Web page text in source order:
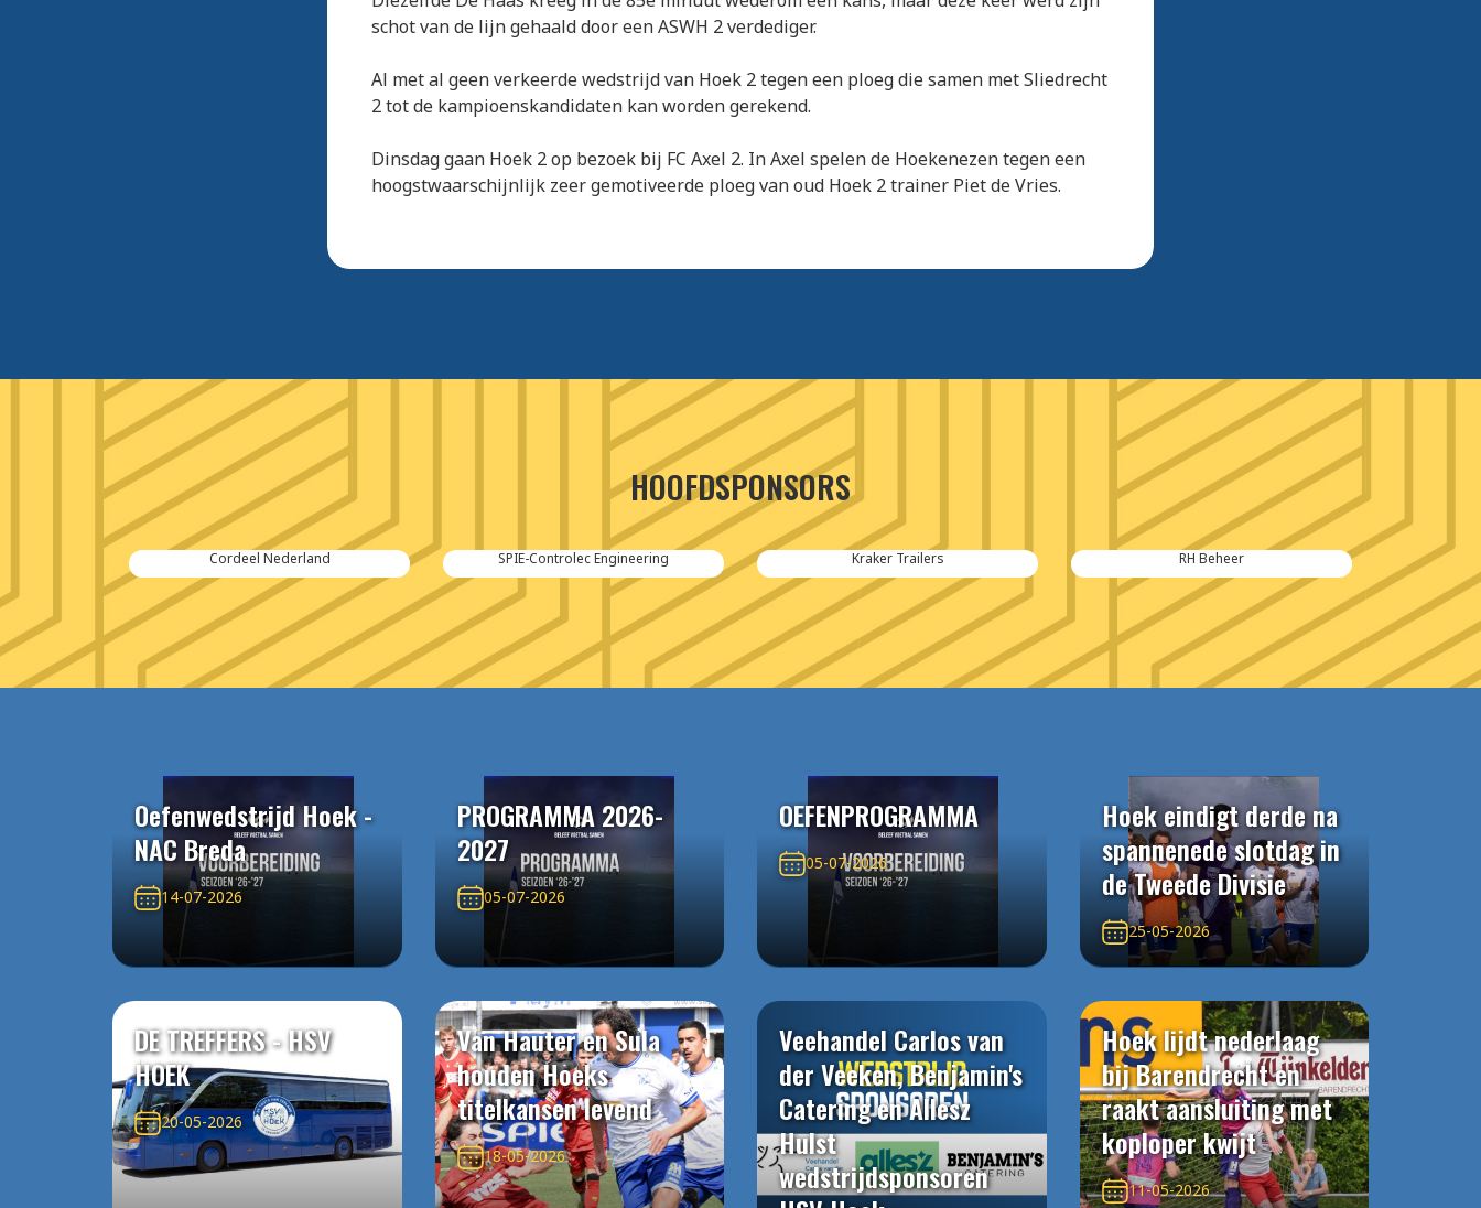
schot van de lijn gehaald door een ASWH 2 verdediger.
Al met al geen verkeerde wedstrijd van Hoek 2 tegen een ploeg die samen met Sliedrecht
2 tot de kampioenskandidaten kan worden gerekend.
Dinsdag gaan Hoek 2 op bezoek bij FC Axel 2. In Axel spelen de Hoekenezen tegen een
hoogstwaarschijnlijk zeer gemotiveerde ploeg van oud Hoek 2 trainer Piet de Vries.
HOOFDSPONSORS
Cordeel Nederland SPIE-Controlec Engineering Kraker Trailers RH Beheer Van
Oefenwedstrijd Hoek -
NAC Breda
14-07-2026
PROGRAMMA 2026-
2027
05-07-2026
OEFENPROGRAMMA
05-07-2026
Hoek eindigt derde na
spannenede slotdag in
de Tweede Divisie
25-05-2026
DE TREFFERS - HSV
HOEK
20-05-2026
Van Hauter en Sula
houden Hoeks
titelkansen levend
18-05-2026
Veehandel Carlos van
der Veeken, Benjamin's
Catering en Allesz
Hulst
wedstrijdsponsoren
Hoek lijdt nederlaag
bij Barendrecht en
raakt aansluiting met
koploper kwijt
11-05-2026